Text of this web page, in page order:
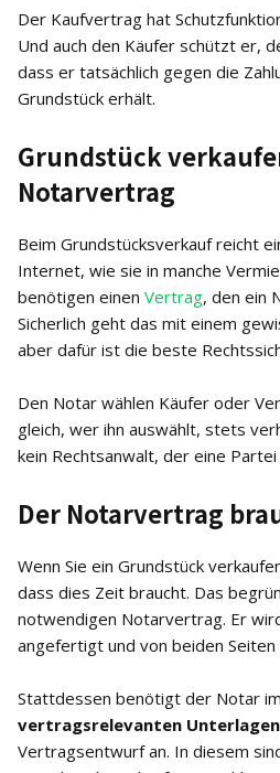
Der Kaufvertrag hat
Und auch den Käufer schützt er,
dass er tatsächlich gegen die
Grundstück erhält.
Grundstück
Notarvertrag
Beim Grundstücksverkauf reicht
Internet, wie sie in manche
benötigen einen Vertrag, den ein
Sicherlich geht das mit einem
aber dafür ist die beste
Den Notar wählen Käufer oder
gleich, wer ihn auswählt, stets
kein Rechtsanwalt, der eine
Der Notarvertrag
Wenn Sie ein Grundstück
dass dies Zeit braucht. Das
notwendigen Notarvertrag. Er
angefertigt und von beiden
Stattdessen benötigt der Notar
vertragsrelevanten Unterlagen
Vertragsentwurf an. In diesem